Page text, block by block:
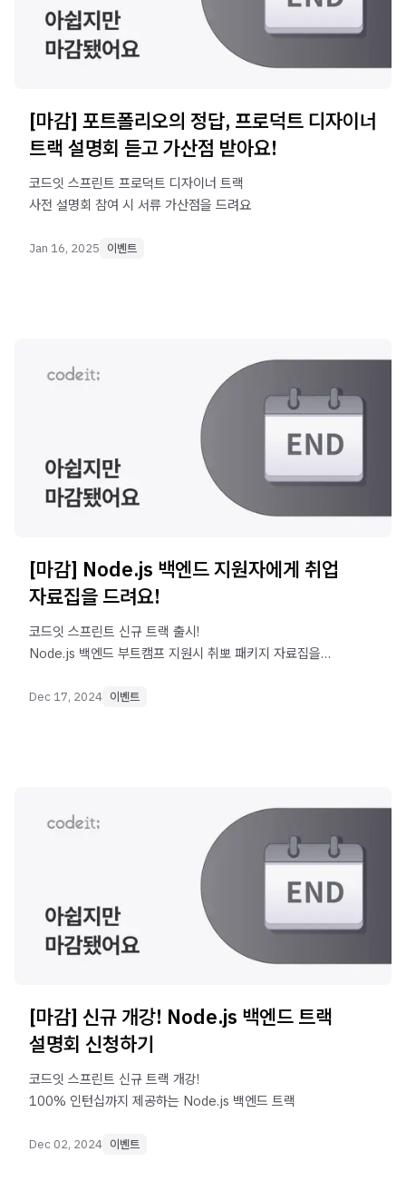
[마감] 포트폴리오의 정답, 프로덕트 디자이너
트랙 설명회 듣고 가산점 받아요!
코드잇 스프린트 프로덕트 디자이너 트랙
사전 설명회 참여 시 서류 가산점을 드려요
Jan 16, 2025 이벤트
[마감] Node.js 백엔드 지원자에게 취업
자료집을 드려요!
코드잇 스프린트 신규 트랙 출시!
Node.js 백엔드 부트캠프 지원시 취뽀 패키지 자료집을
Dec 17, 2024 이벤트
[마감] 신규 개강! Node.js 백엔드 트랙
설명회 신청하기
코드잇 스프린트 신규 트랙 개강!
100% 인턴십까지 제공하는 Node.js 백엔드 트랙
Dec 02, 2024 이벤트